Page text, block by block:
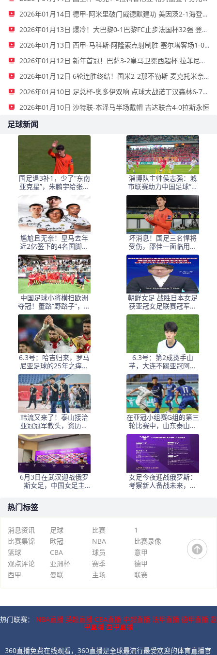
2026年01月14日 德甲-阿米里破门威德默建功 美因茨2-1海登海姆
2026年01月13日 爆冷！大巴黎0-1巴黎FC止步法国杯32强 登贝莱失单刀埃梅里中框
2026年01月13日 西甲-马科斯·阿隆索点射制胜 塞尔塔客场1-0塞维利亚
2026年01月12日 新年首冠！巴萨3-2皇马卫冕西超杯 拉菲尼亚双响维尼修斯一条龙
2026年01月12日 6轮连胜终结！国米2-2那不勒斯 麦克托米奈双响恰20点射孔蒂染红
2026年01月10日 足总杯-奥多伊双响 点球大战诺丁汉森林6-7雷克瑟姆
2026年01月10日 沙特联-本泽马半场戴帽 吉达联合4-0拉斯永恒
足球新闻
国足退3补1，少了“东南
亚克星”，朱鹏宇给张玉
宁当替补 防线不稳
淄博队主帅侯志强：城
市联赛助力中国足球“基
础建设”｜专访
尴尬且无奈！皇马去年
近2亿签下的4名国脚新
援，今夏均无缘世界杯
坏消息！国足三名悍将
受伤，邵佳一面临用人
荒，武磊也难出场
中国足球小将横扫欧洲
夺冠！董路“野路子”，撕
开了谁的遮羞布？
朝鲜女足 战胜日本女足
获亚冠女足联赛冠军李
在明 发文祝贺
6.3号：哈吉归来，罗马
尼亚足球的25年之痒能
解么？
6.3号：第2成烫手山
芋，大连不踢亚冠阿奇
+马莱莱没必要换练好新
星更重要
韩流又来了！泰山接洽
亚冠冠军教头，资历与
名气全面压过徐正源
在亚冠小组赛G组的第三
轮比赛中，山东泰山客
场挑战韩国球队仁
6月3日在武汉迎战俄罗
斯女足，中国女足主
女足今夜迎战俄罗斯：
考察新人备战未来，古
热门标签
消息资讯 足球 比赛
1
比赛集锦
欧冠 NBA
比赛录像
篮球
CBA 球员
意甲
观点评论
亚洲杯 赛季
德甲
西甲
曼联 主场 联赛
热门联赛： NBA直播 英超直播 CBA直播 中超直播 法甲直播 德甲直播 意
甲直播 西甲直播
360直播免费在线观看，360直播是全球最流行最受欢迎的体育直播官